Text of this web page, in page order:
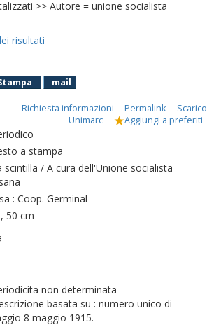
>> Autore = unione socialista
risultati
mail
Richiesta informazioni Permalink
Scarico
Unimarc
Aggiungi a preferiti
a stampa
scintilla / A cura dell'Unione socialista
: Coop. Germinal
50 cm
non determinata
basata su : numero unico di
8 maggio 1915.